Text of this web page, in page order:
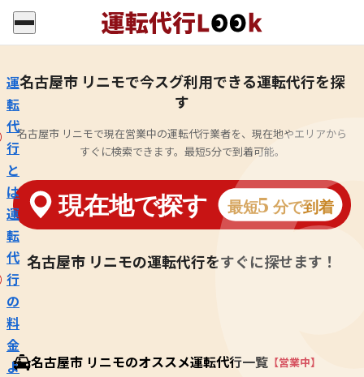
運
転
代
行
と
は
運
転
代
行
の
料
金
よ
名古屋市 リニモで今スグ利用できる運転代行を探
す
名古屋市 リニモで現在営業中の運転代行業者を、現在地やエリアから
すぐに検索できます。最短5分で到着可能。
名古屋市 リニモの運転代行をすぐに探せます！
名古屋市 リニモのオススメ運転代行一覧 【営業中】